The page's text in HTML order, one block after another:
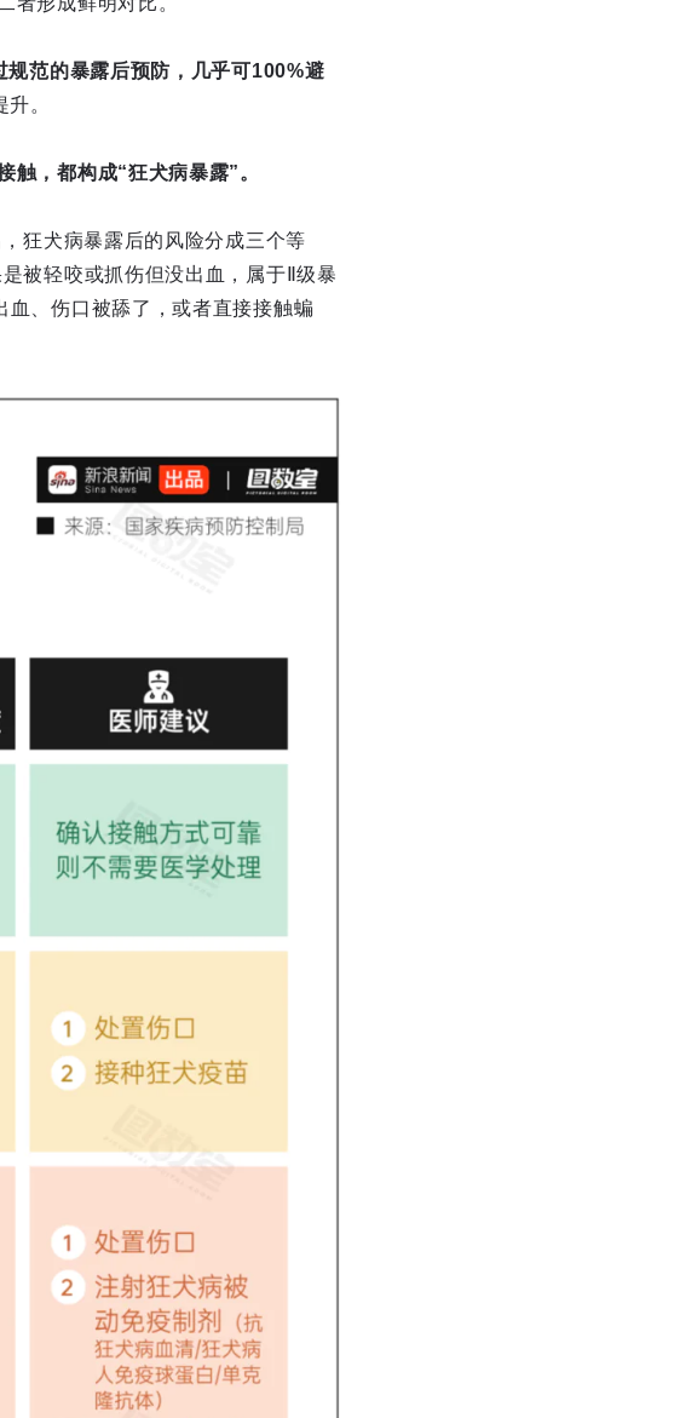
范的暴露后预防，几乎可100%避
。
触，都构成“狂犬病暴露”。
狂犬病暴露后的风险分成三个等
被轻咬或抓伤但没出血，属于Ⅱ级暴
、伤口被舔了，或者直接接触蝙